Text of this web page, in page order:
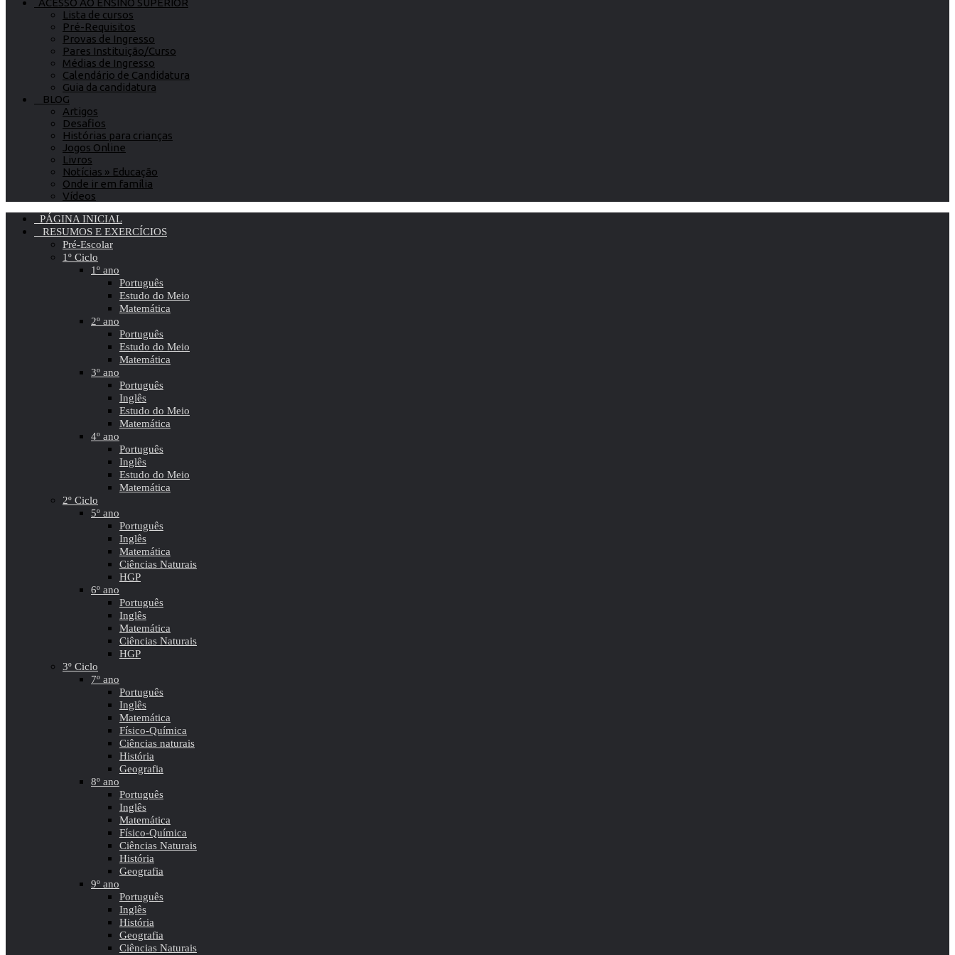
ACESSO AO ENSINO SUPERIOR
Lista de cursos
Pré-Requisitos
Provas de Ingresso
Pares Instituição/Curso
Médias de Ingresso
Calendário de Candidatura
Guia da candidatura
BLOG
Artigos
Desafios
Histórias para crianças
Jogos Online
Livros
Notícias » Educação
Onde ir em família
Vídeos
PÁGINA INICIAL
RESUMOS E EXERCÍCIOS
Pré-Escolar
1º Ciclo
1º ano
Português
Estudo do Meio
Matemática
2º ano
Português
Estudo do Meio
Matemática
3º ano
Português
Inglês
Estudo do Meio
Matemática
4º ano
Português
Inglês
Estudo do Meio
Matemática
2º Ciclo
5º ano
Português
Inglês
Matemática
Ciências Naturais
HGP
6º ano
Português
Inglês
Matemática
Ciências Naturais
HGP
3º Ciclo
7º ano
Português
Inglês
Matemática
Físico-Química
Ciências naturais
História
Geografia
8º ano
Português
Inglês
Matemática
Físico-Química
Ciências Naturais
História
Geografia
9º ano
Português
Inglês
História
Geografia
Ciências Naturais